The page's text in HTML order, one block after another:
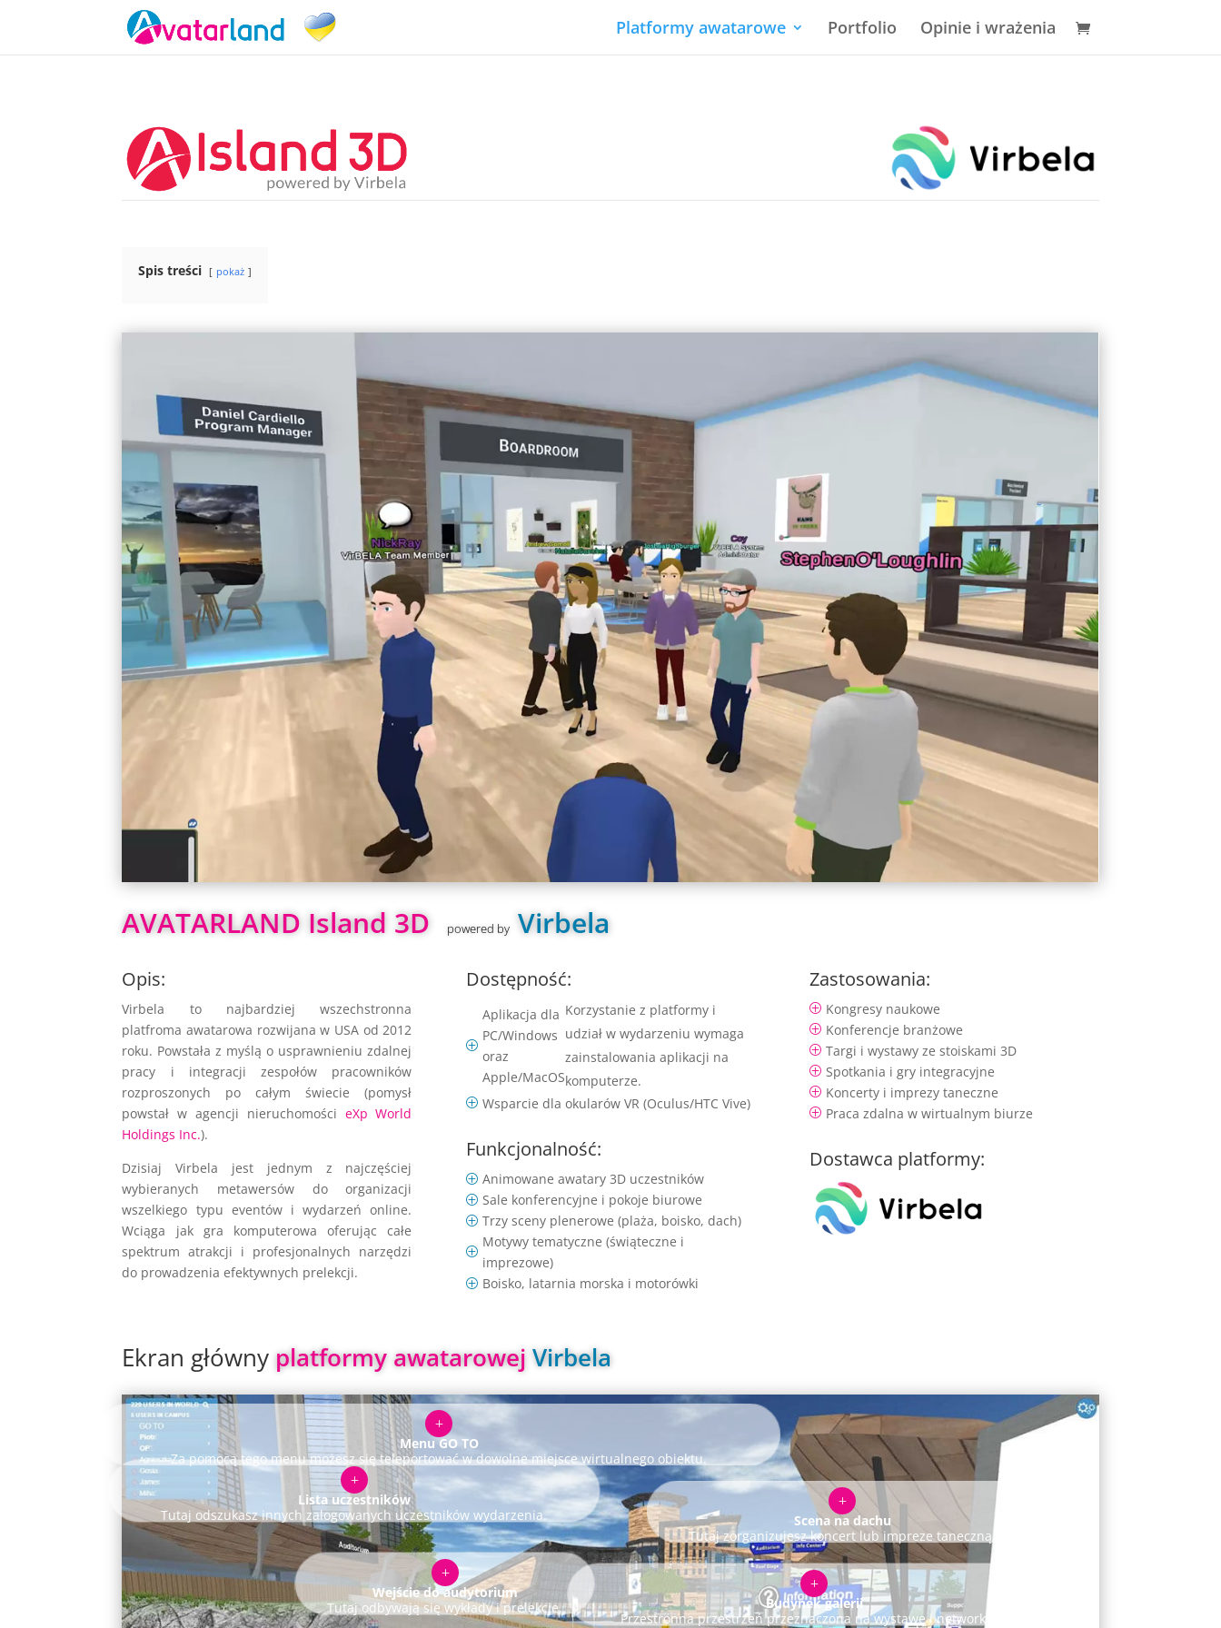
Platformy awatarowe Portfolio Opinie i wrażenia
Spis treści pokaż
AVATARLAND Island 3D powered by Virbela
Opis:
Virbela to najbardziej wszechstronna
platfroma awatarowa rozwijana w USA od 2012
roku. Powstała z myślą o usprawnieniu zdalnej
pracy i integracji zespołów pracowników
rozproszonych po całym świecie (pomysł
powstał w agencji nieruchomości eXp World
Holdings Inc.).
Dzisiaj Virbela jest jednym z najczęściej
wybieranych metawersów do organizacji
wszelkiego typu eventów i wydarzeń online.
Wciąga jak gra komputerowa oferując całe
spektrum atrakcji i profesjonalnych narzędzi
do prowadzenia efektywnych prelekcji.
Dostępność:
P
Aplikacja dla
PC/Windows
oraz
Apple/MacOS
Korzystanie z platformy i
udział w wydarzeniu wymaga
zainstalowania aplikacji na
komputerze.
P Wsparcie dla okularów VR (Oculus/HTC Vive)
Funkcjonalność:
P Animowane awatary 3D uczestników
P Sale konferencyjne i pokoje biurowe
P Trzy sceny plenerowe (plaża, boisko, dach)
P
Motywy tematyczne (świąteczne i
imprezowe)
P Boisko, latarnia morska i motorówki
Zastosowania:
P Kongresy naukowe
P Konferencje branżowe
P Targi i wystawy ze stoiskami 3D
P Spotkania i gry integracyjne
P Koncerty i imprezy taneczne
P Praca zdalna w wirtualnym biurze
Dostawca platformy:
Ekran główny platformy awatarowej Virbela
L
Wejście do audytorium
Tutaj odbywają się wykłady i prelekcje.
L
Budynek galerii
Przestronna przestrzeń przeznaczona na wystawę i networking.
L
Menu GO TO
Za pomocą tego menu możesz się teleportować w dowolne miejsce wirtualnego obiektu.
L
Lista uczestników
Tutaj odszukasz innych zalogowanych uczestników wydarzenia.
L
Scena na dachu
Tutaj zorganizujesz koncert lub impreze taneczną.